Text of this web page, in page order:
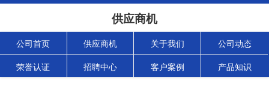
供应商机
公司首页 供应商机 关于我们 公司动态
荣誉认证 招聘中心 客户案例 产品知识